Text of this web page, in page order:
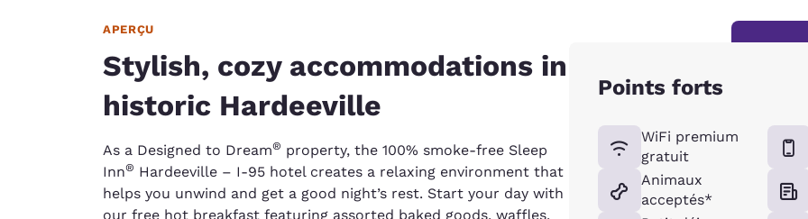
APERÇU
Stylish, cozy accommodations in
historic Hardeeville
As a Designed to Dream® property, the 100% smoke-free Sleep
Inn® Hardeeville – I-95 hotel creates a relaxing environment that
helps you unwind and get a good night’s rest. Start your day with
our free hot breakfast featuring assorted baked goods, waffles,
Points forts
WiFi premium
gratuit
Animaux
acceptés*